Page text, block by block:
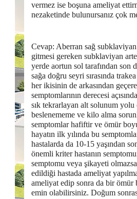
vermez ise boşuna ameliyat
nezaketinde bulunursanız çok
Cevap: Aberran sağ
gitmesi gereken subklaviyan
yerde aortun sol tarafından son
sağa doğru seyri sırasında
her ikisinin de arkasından
semptomlarının derecesi
sık tekrarlayan alt solunum
beslenememe ve kilo alma
semptomlar hafiftir ve ömür
hayatın ilk yılında bu
hastalarda da 10-15 yaşından
önemli kriter hastanın
semptomu veya şikayeti
edildiği hastada ameliyat
ameliyat edip sonra da bir ömür
emin olabilirsiniz. Doğum